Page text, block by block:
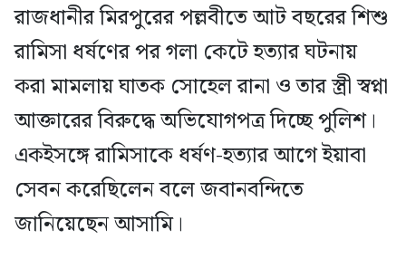
রাজধানীর মিরপুরের পল্লবীতে আট বছরের শিশু
রামিসা ধর্ষণের পর গলা কেটে হত্যার ঘটনায়
করা মামলায় ঘাতক সোহেল রানা ও তার স্ত্রী স্বপ্না
আক্তারের বিরুদ্ধে অভিযোগপত্র দিচ্ছে পুলিশ।
একইসঙ্গে রামিসাকে ধর্ষণ-হত্যার আগে ইয়াবা
সেবন করেছিলেন বলে জবানবন্দিতে
জানিয়েছেন আসামি।